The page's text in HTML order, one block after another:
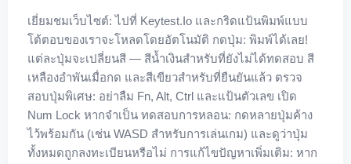
เยี่ยมชมเว็บไซต์: ไปที่ Keytest.io และกริดแป้นพิมพ์แบบ
โต้ตอบของเราจะโหลดโดยอัตโนมัติ กดปุ่ม: พิมพ์ได้เลย!
แต่ละปุ่มจะเปลี่ยนสี — สีน้ำเงินสำหรับที่ยังไม่ได้ทดสอบ สี
เหลืองอำพันเมื่อกด และสีเขียวสำหรับที่ยืนยันแล้ว ตรวจ
สอบปุ่มพิเศษ: อย่าลืม Fn, Alt, Ctrl และแป้นตัวเลข เปิด
Num Lock หากจำเป็น ทดสอบการหลอน: กดหลายปุ่มค้าง
ไว้พร้อมกัน (เช่น WASD สำหรับการเล่นเกม) และดูว่าปุ่ม
ทั้งหมดถูกลงทะเบียนหรือไม่ การแก้ไขปัญหาเพิ่มเติม: หาก